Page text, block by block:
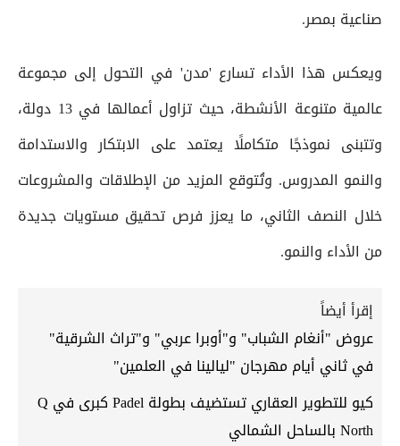
صناعية بمصر.
ويعكس هذا الأداء تسارع 'مدن' في التحول إلى مجموعة
عالمية متنوعة الأنشطة، حيث تزاول أعمالها في 13 دولة،
وتتبنى نموذجًا متكاملًا يعتمد على الابتكار والاستدامة
والنمو المدروس. وتُتوقع المزيد من الإطلاقات والمشروعات
خلال النصف الثاني، ما يعزز فرص تحقيق مستويات جديدة
من الأداء والنمو.
إقرأ أيضاً
عروض "أنغام الشباب" و"أوبرا عربي" و"تراث الشرقية"
في ثاني أيام مهرجان "ليالينا في العلمين"
كيو للتطوير العقاري تستضيف بطولة Padel كبرى في Q
North بالساحل الشمالي